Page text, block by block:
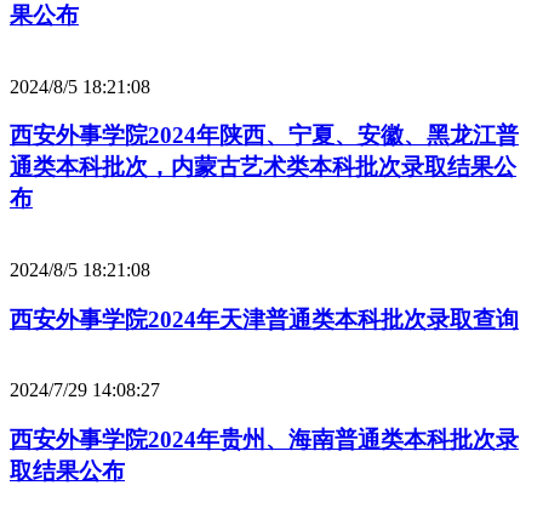
果公布
2024/8/5 18:21:08
西安外事学院2024年陕西、宁夏、安徽、黑龙江普
通类本科批次，内蒙古艺术类本科批次录取结果公
布
2024/8/5 18:21:08
西安外事学院2024年天津普通类本科批次录取查询
2024/7/29 14:08:27
西安外事学院2024年贵州、海南普通类本科批次录
取结果公布